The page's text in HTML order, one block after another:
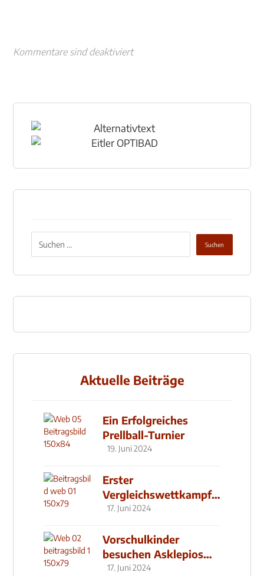
Kommentare sind deaktiviert
Aktuelle Beiträge
Ein Erfolgreiches
Prellball-Turnier
19. Juni 2024
Erster
Vergleichswettkampf
seit 2019
17. Juni 2024
Vorschulkinder
besuchen Asklepios
Klinik
17. Juni 2024